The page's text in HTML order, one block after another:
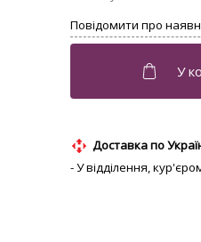
Доставка по
- У відділення,